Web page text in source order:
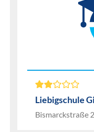
Liebigschule
Bismarckstraße